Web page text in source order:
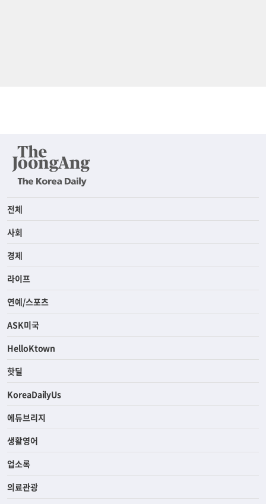
전체
사회
경제
라이프
연예/스포츠
ASK미국
HelloKtown
핫딜
KoreaDailyUs
에듀브리지
생활영어
업소록
의료관광